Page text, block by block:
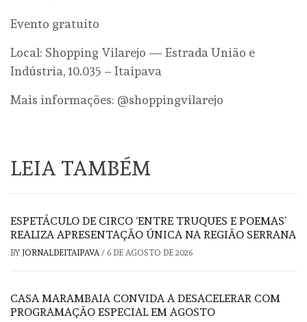
Evento gratuito
Local: Shopping Vilarejo — Estrada União e
Indústria, 10.035 – Itaipava
Mais informações: @shoppingvilarejo
LEIA TAMBÉM
ESPETÁCULO DE CIRCO ‘ENTRE TRUQUES E POEMAS’
REALIZA APRESENTAÇÃO ÚNICA NA REGIÃO SERRANA
BY JORNALDEITAIPAVA/ 6 DE AGOSTO DE 2026
CASA MARAMBAIA CONVIDA A DESACELERAR COM
PROGRAMAÇÃO ESPECIAL EM AGOSTO